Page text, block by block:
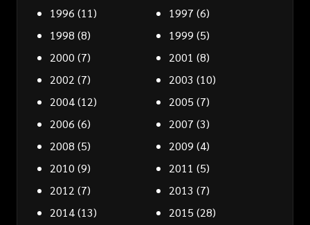
1996 (11) 1997 (6)
1998 (8) 1999 (5)
2000 (7) 2001 (8)
2002 (7) 2003 (10)
2004(12) 2005 (7)
2006 (6) 2007 (3)
2008 (5) 2009 (4)
2010 (9) 2011 (5)
2012 (7) 2013 (7)
2014(13) 2015 (28)